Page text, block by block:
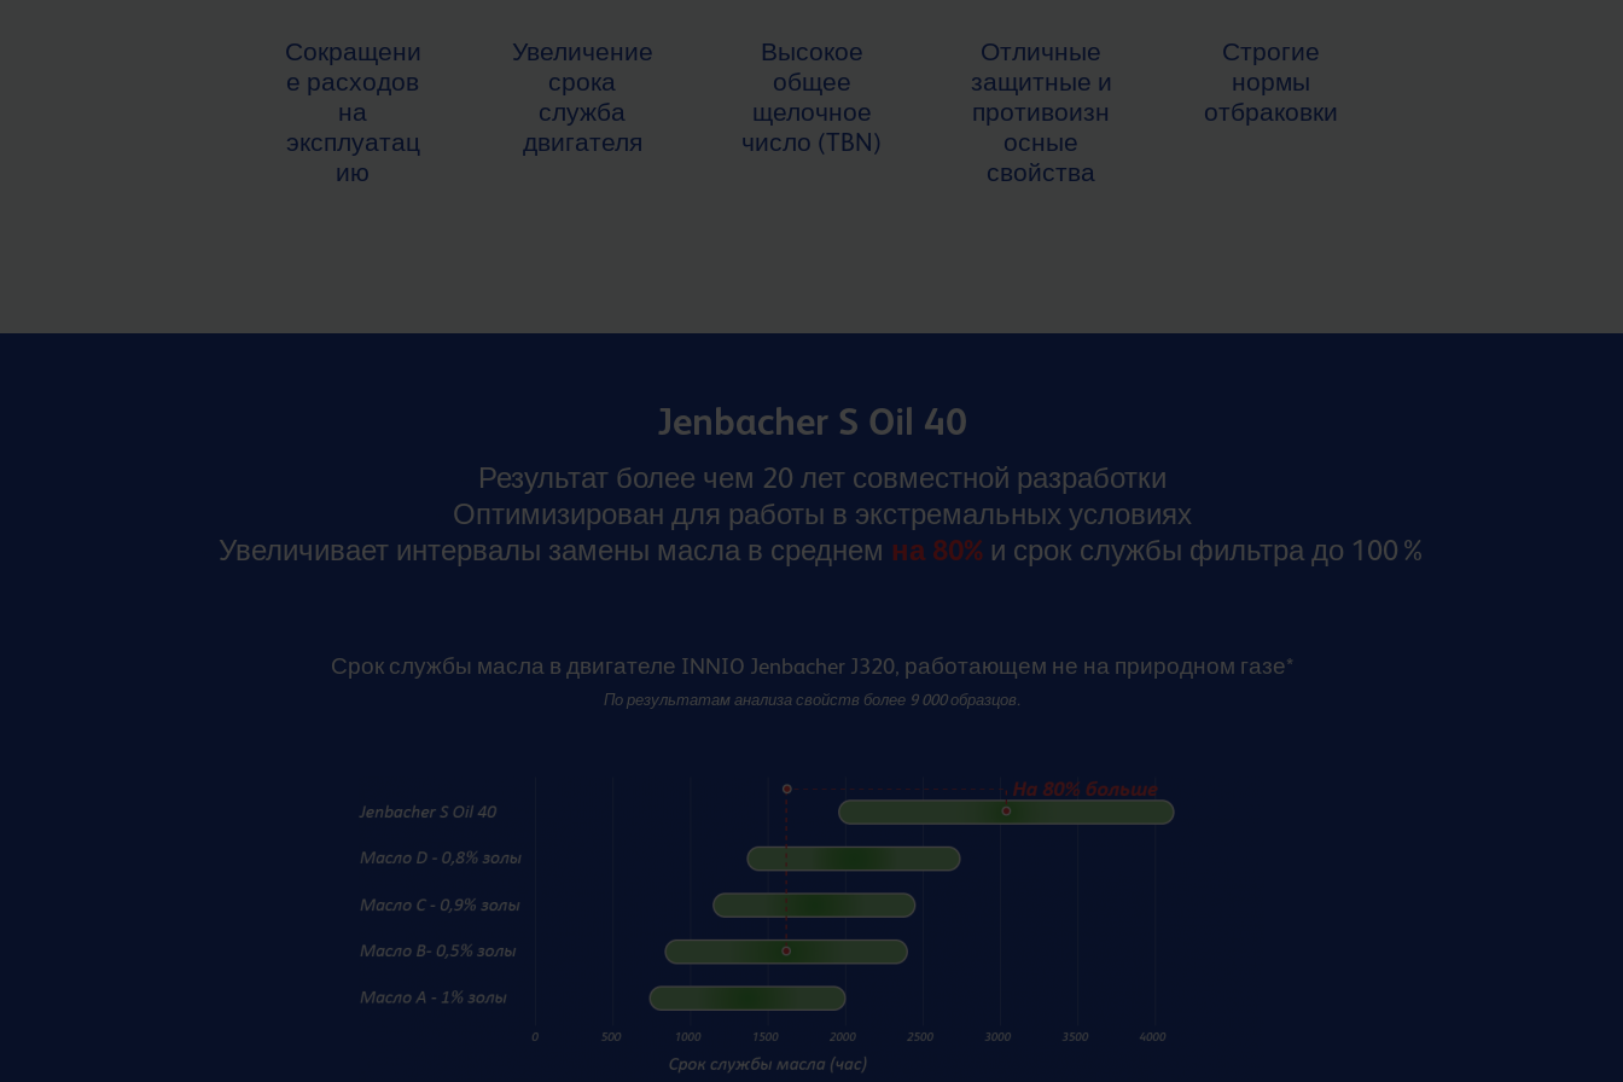
Сокращени
е расходов
на
эксплуатац
ию
Увеличение
срока
служба
двигателя
Высокое
общее
щелочное
число (TBN)
Отличные
защитные и
противоизн
осные
свойства
Строгие
нормы
отбраковки
Jenbacher S Oil 40
Результат более чем 20 лет совместной разработки
Оптимизирован для работы в экстремальных условиях
Увеличивает интервалы замены масла в среднем на 80% и срок службы фильтра до 100%
Срок службы масла в двигателе INNIO Jenbacher J320, работающем не на природном газе*
По результатам анализа свойств более 9 000 образцов.